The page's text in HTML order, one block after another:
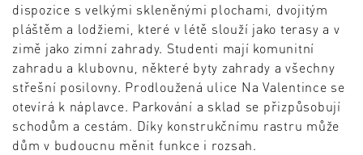
dispozice s velkými skleněnými plochami, dvojitým
pláštěm a lodžiemi, které v létě slouží jako terasy a v
zimě jako zimní zahrady. Studenti mají komunitní
zahradu a klubovnu, některé byty zahrady a všechny
střešní posilovny. Prodloužená ulice Na Valentince se
otevírá k náplavce. Parkování a sklad se přizpůsobují
schodům a cestám. Díky konstrukčnímu rastru může
dům v budoucnu měnit funkce i rozsah.